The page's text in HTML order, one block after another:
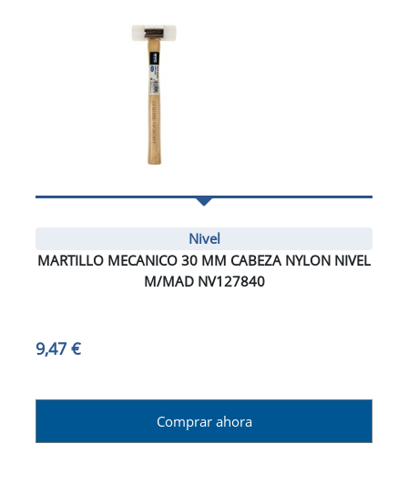
Nivel
MARTILLO MECANICO 30 MM CABEZA NYLON NIVEL
M/MAD NV127840
9,47 €
Comprar ahora